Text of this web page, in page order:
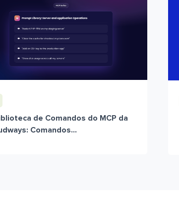
de Comandos do MCP da
Comandos...